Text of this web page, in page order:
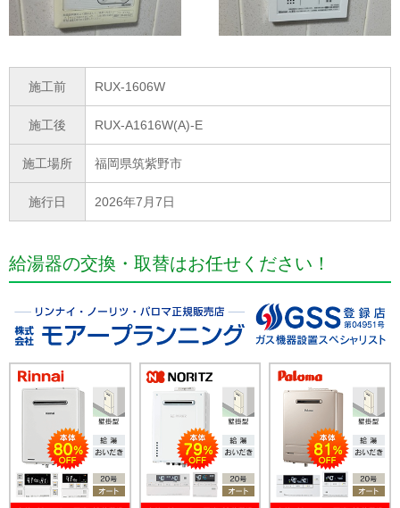
施工前 RUX-1606W
施工後 RUX-A1616W(A)-E
施工場所 福岡県筑紫野市
施行日 2026年7月7日
給湯器の交換・取替はお任せください！